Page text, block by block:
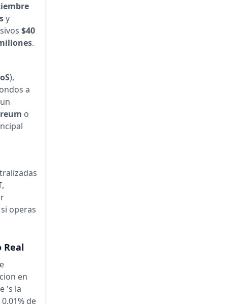
y
$40
.
),
a
o
,
operas
Real
en
's la
de